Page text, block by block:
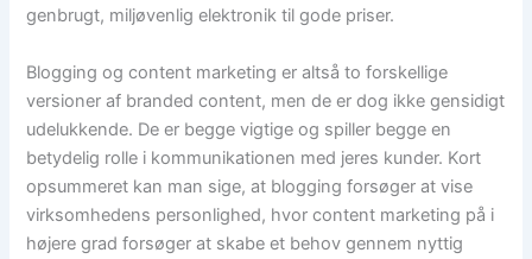
genbrugt, miljøvenlig elektronik til gode priser.
Blogging og content marketing er altså to forskellige
versioner af branded content, men de er dog ikke gensidigt
udelukkende. De er begge vigtige og spiller begge en
betydelig rolle i kommunikationen med jeres kunder. Kort
opsummeret kan man sige, at blogging forsøger at vise
virksomhedens personlighed, hvor content marketing på i
højere grad forsøger at skabe et behov gennem nyttig